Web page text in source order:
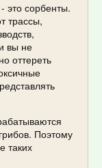
это сорбенты.
трассы,
вы не
оттереть
Поэтому
таких